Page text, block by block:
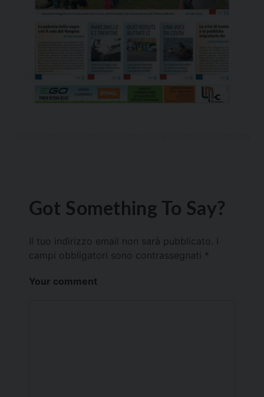
Got Something To Say?
Il tuo indirizzo email non sarà pubblicato.
campi obbligatori sono contrassegnati *
Your comment